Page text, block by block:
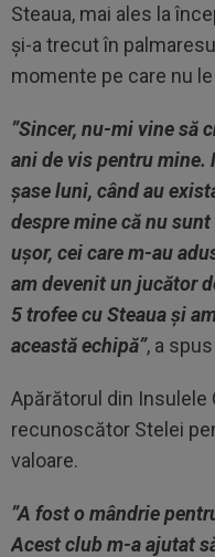
Steaua, mai ales la
și-a trecut în
momente pe care nu
”Sincer, nu-mi vine să
ani de vis pentru
șase luni, când au
despre mine că nu
ușor, cei care m-au
am devenit un jucător
5 trofee cu Steaua și
această echipă”, a
Apărătorul din Insulele
recunoscător Stelei
valoare.
”A fost o mândrie
Acest club m-a ajutat